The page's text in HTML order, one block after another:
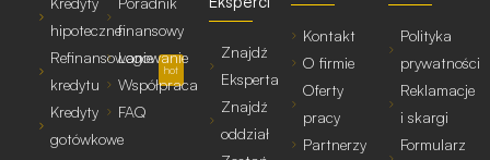
hipoteczne
Refinansowanie
kredytu
hot
Kredyty
gotówkowe
finansowy
Logowanie
Współpraca
FAQ
Znajdź
Eksperta
Znajdź
oddział
Kontakt
O firmie
Oferty
pracy
Partnerzy
Polityka
prywatności
Reklamacje
i skargi
Formularz